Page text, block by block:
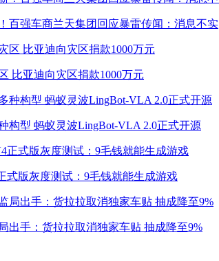
百强车商兰天集团回应暴雷传闻：消息不实
比亚迪向灾区捐款1000万元
构型 蚂蚁灵波LingBot-VLA 2.0正式开源
式版灰度测试：9毛钱就能生成游戏
出手：货拉拉取消独家车贴 抽成降至9%